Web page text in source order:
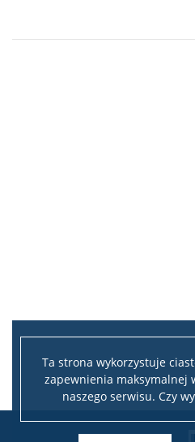
Ta strona wykorzystuje
zapewnienia maksymalnej
naszego serwisu. Czy